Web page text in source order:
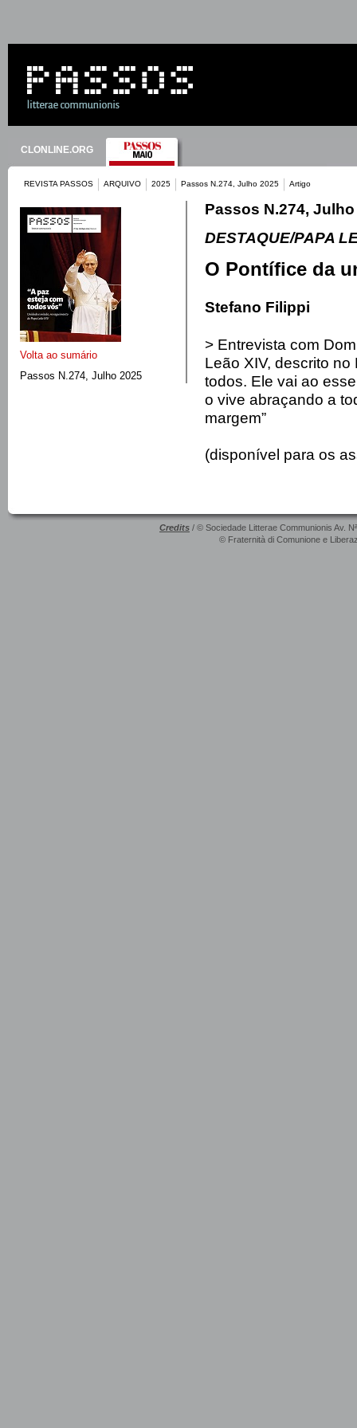
CLONLINE.ORG
REVISTA PASSOS ARQUIVO 2025 Passos N.274, Julho 2025 Artigo
Volta ao sumário
Passos N.274, Julho 2025
Passos N.274, Julho
DESTAQUE/PAPA
O Pontífice da
Stefano Filippi
> Entrevista com
Leão XIV, descrito no
todos. Ele vai ao
o vive abraçando a
margem”
(disponível para os
Credits / © Sociedade Litterae Communionis Av.
© Fraternità di Comunione e